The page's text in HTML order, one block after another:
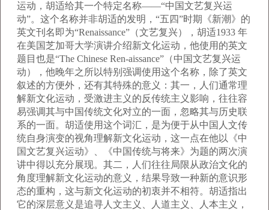
运动，胡适给其一个特定名称——“中国文艺复兴运
动”。这个名称并非胡适的发明，“五四”时期《新潮》的
英文刊名即为“Renaissance”（文艺复兴），胡适1933 年
在美国芝加哥大学演讲介绍新文化运动，他使用的英文
题目也是“The Chinese Ren-aissance”（中国文艺复兴运
动），他晚年之所以特别强调使用这个名称，除了英文
叙述的方便外，还有其特殊的意义：其一，人们通常理
解新文化运动，受激进主义的反传统主义影响，往往容
易强调其与中国传统文化对立的一面，忽略其与历史联
系的一面。胡适使用这个词汇，是为便于从中国人文传
统自身演变的视角理解新文化运动，这一点在他以《中
国文艺复兴运动》、《中国传统与将来》为题的两次演
讲中得以充分展现。其二，人们往往局限从政治文化的
角度理解新文化运动的意义，结果导致一种新的意识形
态的重构，这与新文化运动的初衷并不相符。胡适指出
它的深层意义是追寻人文主义、人道主义、人本主义，